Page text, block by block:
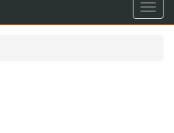
Menu